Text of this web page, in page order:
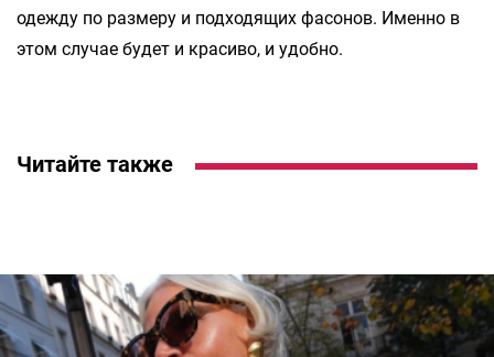
одежду по размеру и подходящих фасонов. Именно в
этом случае будет и красиво, и удобно.
Читайте также